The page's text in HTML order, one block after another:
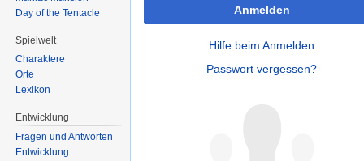
Anmelden
Hilfe beim Anmelden
Passwort vergessen?
Day of the Tentacle
Spielwelt
Charaktere
Orte
Lexikon
Entwicklung
Fragen und Antworten
Entwicklung